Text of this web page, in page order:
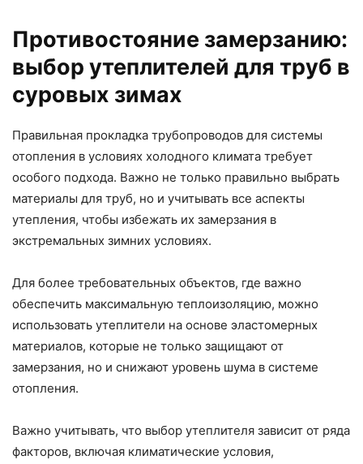
Противостояние замерзанию:
выбор утеплителей для труб в
суровых зимах
Правильная прокладка трубопроводов для системы
отопления в условиях холодного климата требует
особого подхода. Важно не только правильно выбрать
материалы для труб, но и учитывать все аспекты
утепления, чтобы избежать их замерзания в
экстремальных зимних условиях.
Для более требовательных объектов, где важно
обеспечить максимальную теплоизоляцию, можно
использовать утеплители на основе эластомерных
материалов, которые не только защищают от
замерзания, но и снижают уровень шума в системе
отопления.
Важно учитывать, что выбор утеплителя зависит от ряда
факторов, включая климатические условия,